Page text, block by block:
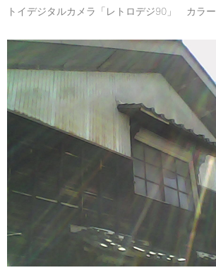
トイデジタルカメラ「レトロデジ90」 カラー